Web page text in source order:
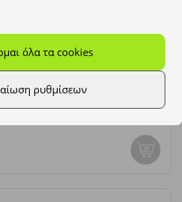
ρυθμίσεων
όλα τα cookies
22,95 €